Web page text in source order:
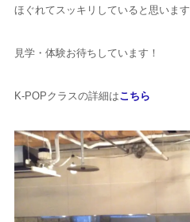
ほぐれてスッキリしていると思います
見学・体験お待ちしています！
K-POPクラスの詳細はこちら